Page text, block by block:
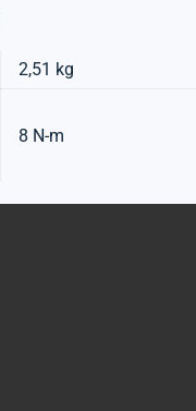
2,51 kg
8 N-m